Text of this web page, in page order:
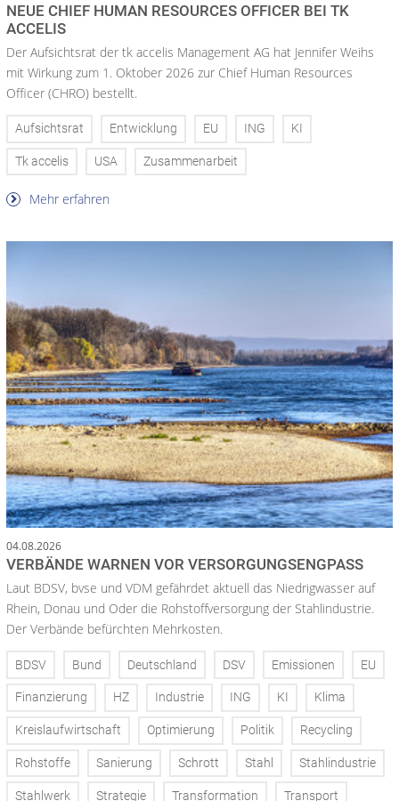
NEUE CHIEF HUMAN RESOURCES OFFICER BEI TK
ACCELIS
Der Aufsichtsrat der tk accelis Management AG hat Jennifer Weihs
mit Wirkung zum 1. Oktober 2026 zur Chief Human Resources
Officer (CHRO) bestellt.
Aufsichtsrat Entwicklung EU ING KI
Tk accelis USA Zusammenarbeit
Mehr erfahren
04.08.2026
VERBÄNDE WARNEN VOR VERSORGUNGSENGPASS
Laut BDSV, bvse und VDM gefährdet aktuell das Niedrigwasser auf
Rhein, Donau und Oder die Rohstoffversorgung der Stahlindustrie.
Der Verbände befürchten Mehrkosten.
BDSV Bund Deutschland DSV Emissionen EU
Finanzierung HZ Industrie ING KI Klima
Kreislaufwirtschaft Optimierung Politik Recycling
Rohstoffe Sanierung Schrott Stahl Stahlindustrie
Stahlwerk Strategie Transformation Transport